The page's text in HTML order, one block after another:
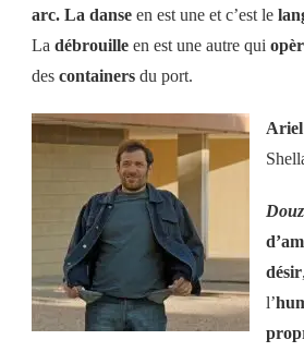
arc. La danse en est une et c’est le
La débrouille en est une autre qui
des containers du port.
désir
l’